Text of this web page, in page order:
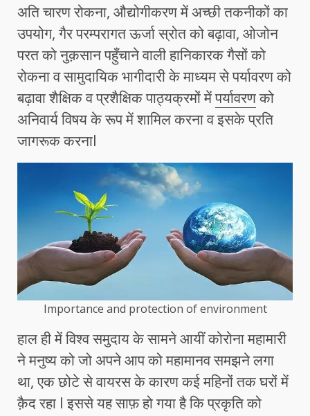
अति चारण रोकना, औद्योगीकरण में अच्छी तकनीकों का
उपयोग, गैर परम्परागत ऊर्जा स्रोत को बढ़ावा, ओजोन
परत को नुक़सान पहुँचाने वाली हानिकारक गैसों को
रोकना व सामुदायिक भागीदारी के माध्यम से पर्यावरण को
बढ़ावा शैक्षिक व प्रशैक्षिक पाठ्यक्रमों मेंपर्यावरणको
अनिवार्य विषय के रूप में शामिल करना व इसके प्रति
जागरूक करनाl
Importance and protection of environment
हाल ही में विश्व समुदाय के सामने आयीं कोरोना महामारी
ने मनुष्य को जो अपने आप को महामानव समझने लगा
था, एक छोटे से वायरस के कारण कई महिनों तक घरों में
क़ैद रहा l इससे यह साफ़ हो गया है कि प्रकृति को